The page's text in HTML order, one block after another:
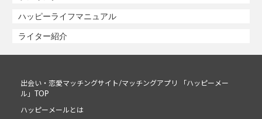
ハッピーライフマニュアル
ライター紹介
出会い・恋愛マッチングサイト/マッチングアプリ 「ハッピーメー
ル」TOP
ハッピーメールとは